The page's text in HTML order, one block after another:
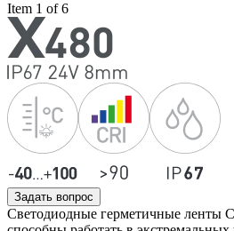
Item 1 of 6
Задать вопрос
Светодиодные герметичные ленты